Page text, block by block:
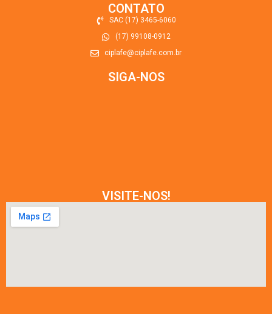
CONTATO
SAC (17) 3465-6060
(17) 99108-0912
ciplafe@ciplafe.com.br
SIGA-NOS
VISITE-NOS!